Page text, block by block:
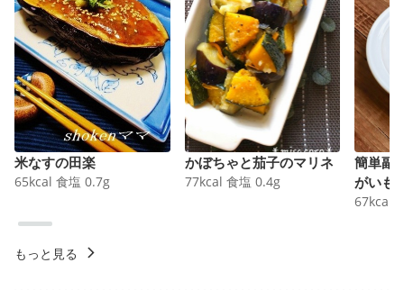
米なすの田楽
65kcal 食塩 0.7g
かぼちゃと茄子のマリネ
77kcal 食塩 0.4g
簡単副
がいも
67kcal
もっと見る